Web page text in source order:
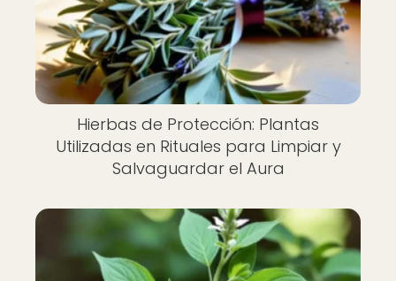
Hierbas de Protección: Plantas
Utilizadas en Rituales para Limpiar y
Salvaguardar el Aura